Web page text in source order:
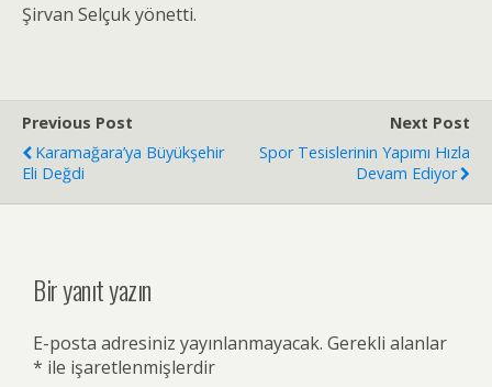
Şirvan Selçuk yönetti.
Previous Post
Karamağara’ya Büyükşehir
Eli Değdi
Next Post
Spor Tesislerinin Yapımı Hızla
Devam Ediyor
Bir yanıt yazın
E-posta adresiniz yayınlanmayacak. Gerekli alanlar
* ile işaretlenmişlerdir